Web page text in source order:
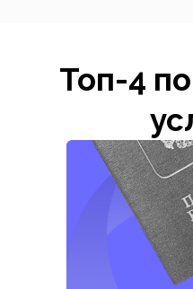
Топ-4